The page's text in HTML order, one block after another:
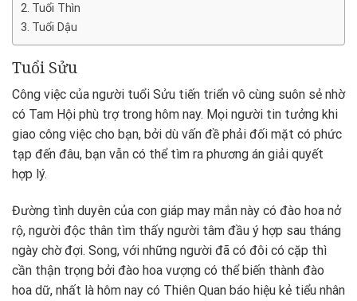
Tuổi Thìn
Tuổi Dậu
Tuổi Sửu
Công việc của người tuổi Sửu tiến triển vô cùng suôn sẻ nhờ
có Tam Hội phù trợ trong hôm nay. Mọi người tin tưởng khi
giao công việc cho bạn, bởi dù vấn đề phải đối mặt có phức
tạp đến đâu, bạn vẫn có thể tìm ra phương án giải quyết
hợp lý.
Đường tình duyên của con giáp may mắn này có đào hoa nở
rộ, người độc thân tìm thấy người tâm đầu ý hợp sau tháng
ngày chờ đợi. Song, với những người đã có đôi có cặp thì
cần thận trọng bởi đào hoa vượng có thể biến thành đào
hoa dữ, nhất là hôm nay có Thiên Quan báo hiệu kẻ tiểu nhân